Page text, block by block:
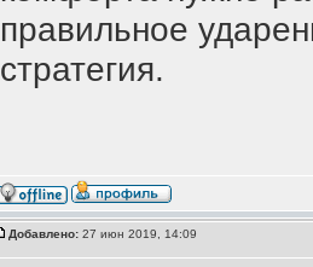
правильное
стратегия.
Добавлено:27 июн 2019, 14:09